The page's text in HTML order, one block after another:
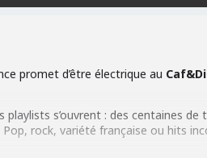
promet d’être électrique au
playlists s’ouvrent : des centaines
rock, variété française ou hits